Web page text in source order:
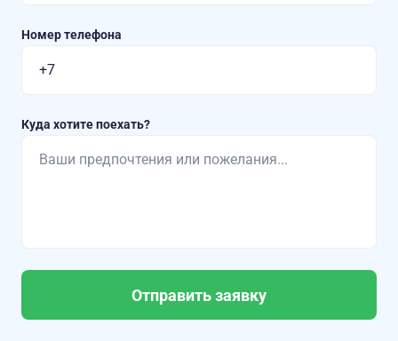
Номер телефона
Куда хотите поехать?
Отправить заявку